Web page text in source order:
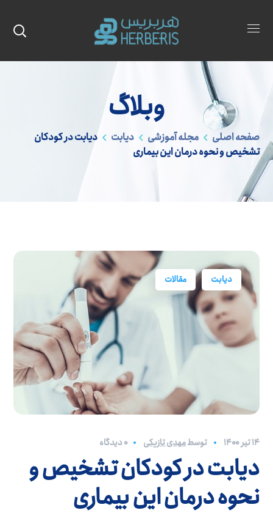
وبلاگ
صفحه اصلی مجله آموزشی دیابت
دیابت در کودکان
تشخیص و نحوه درمان این بیماری
دیابت مقالات
۱۴ تیر ۱۴۰۰ توسطمهدی تازیکی 0 دیدگاه
دیابت در کودکان تشخیص و
نحوه درمان این بیماری